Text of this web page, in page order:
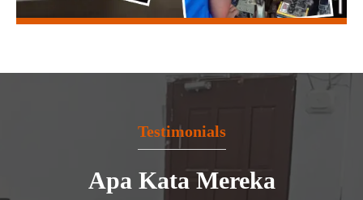
Testimonials
Apa Kata Mereka